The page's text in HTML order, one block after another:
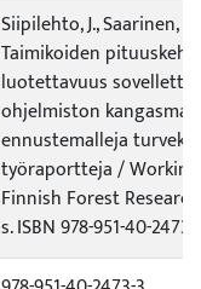
Siipilehto, J., Saarinen,
Taimikoiden
luotettavuus
ohjelmiston
ennustemalleja
työraportteja /
Finnish Forest
s. ISBN 978-951-40-2473-